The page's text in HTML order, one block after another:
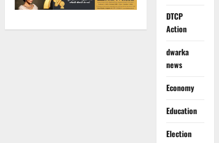
DTCP
Action
dwarka
news
Economy
Education
Election